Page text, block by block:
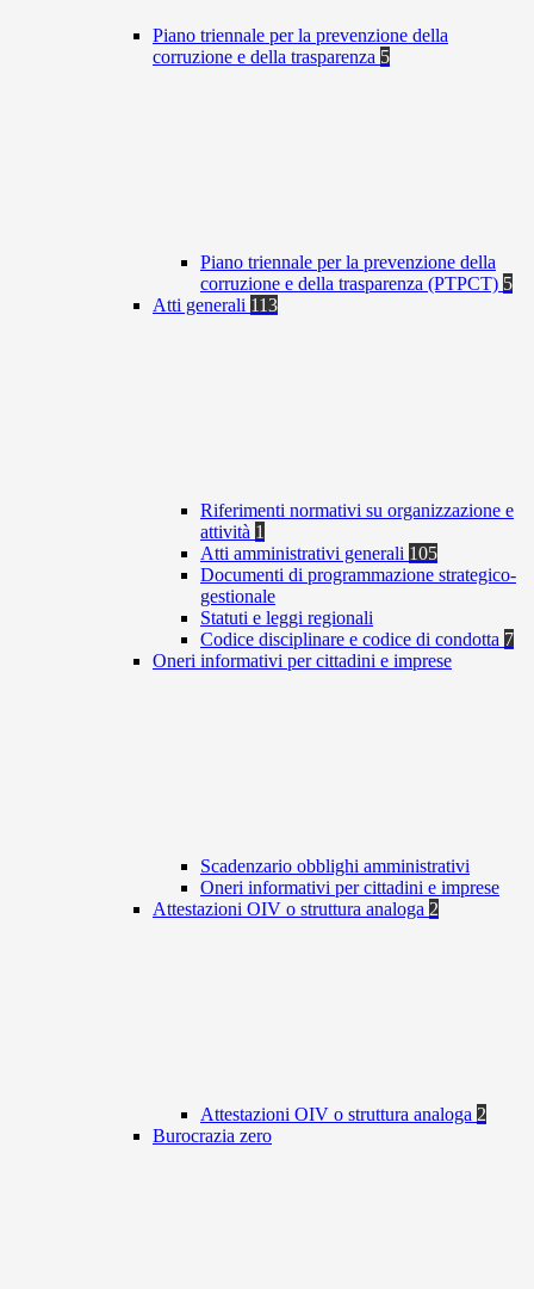
Piano triennale per la prevenzione della
corruzione e della trasparenza 5
Piano triennale per la prevenzione della
corruzione e della trasparenza (PTPCT) 5
Atti generali 113
Riferimenti normativi su organizzazione e
attività 1
Atti amministrativi generali 105
Documenti di programmazione strategico-
gestionale
Statuti e leggi regionali
Codice disciplinare e codice di condotta 7
Oneri informativi per cittadini e imprese
Scadenzario obblighi amministrativi
Oneri informativi per cittadini e imprese
Attestazioni OIV o struttura analoga 2
Attestazioni OIV o struttura analoga 2
Burocrazia zero